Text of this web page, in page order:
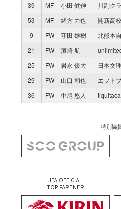
39
MF 小田 健伸 川副ク
53
MF 緒方 力也 開新高校
9
FW 守田 雄樹 北熊本
21
FW 濱崎 航
25
FW 岩永 優大 日本文
29
FW 山口 和也 エフト
36
FW 中尾 悠人
特別協
JFA OFFICIAL
TOP PARTNER